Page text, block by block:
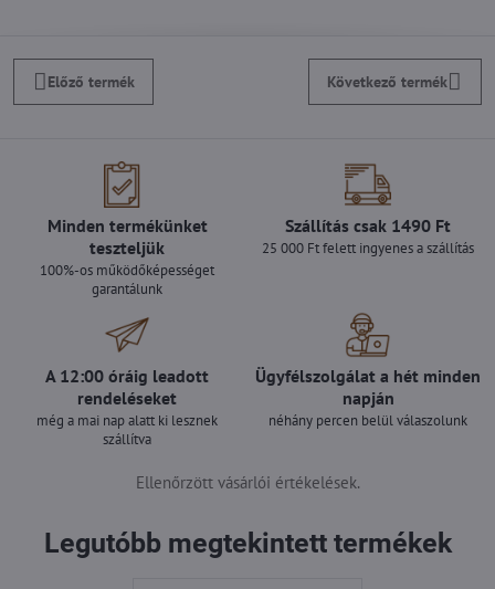
Előző termék Következő termék
Minden termékünket
teszteljük
100%-os működőképességet
garantálunk
Szállítás csak 1490 Ft
25 000 Ft felett ingyenes a szállítás
A 12:00 óráig leadott
rendeléseket
még a mai nap alatt ki lesznek
szállítva
Ügyfélszolgálat a hét minden
napján
néhány percen belül válaszolunk
Ellenőrzött vásárlói értékelések.
Legutóbb megtekintett termékek